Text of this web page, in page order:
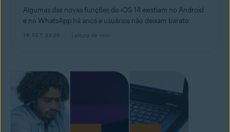
Algumas das novas funções do iOS 14 existiam no Android
e no WhatsApp há anos e usuários não deixam barato
16 SET 2020 Leitura de min